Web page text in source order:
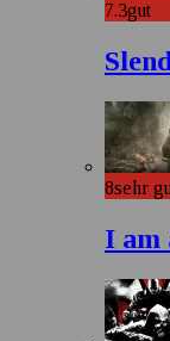
7.3gut
8sehr
I am